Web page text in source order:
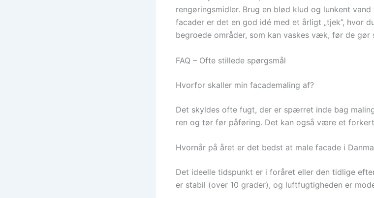
rengøringsmidler. Brug en blød klud og lunkent
facader er det en god idé med et årligt „tjek”, hvor
begroede områder, som kan vaskes væk, før de gør
FAQ – Ofte stillede spørgsmål
Hvorfor skaller min facademaling af?
Det skyldes ofte fugt, der er spærret inde bag
ren og tør før påføring. Det kan også være et
Hvornår på året er det bedst at male facade i
Det ideelle tidspunkt er i foråret eller den tidlige
er stabil (over 10 grader), og luftfugtigheden er